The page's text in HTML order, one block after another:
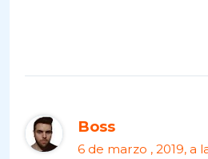
Boss
6 de marzo , 2019, a